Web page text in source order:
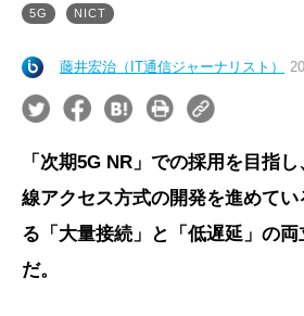
5G NICT
藤井宏治（IT通信ジャーナリスト）
「次期5G NR」での採用を目指
線アクセス方式の開発を進めて
る「大量接続」と「低遅延」の
だ。